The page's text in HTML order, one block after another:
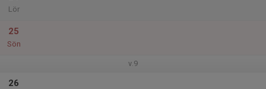
Lör
25
Sön
v.9
26